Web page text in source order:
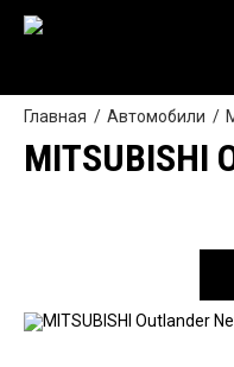
Главная Автомобили
MITSUBISHI